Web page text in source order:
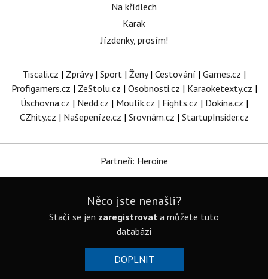
Na křídlech
Karak
Jízdenky, prosím!
Tiscali.cz | Zprávy| Sport | Ženy| Cestování | Games.cz |
Profigamers.cz | ZeStolu.cz | Osobnosti.cz | Karaoketexty.cz |
Úschovna.cz | Nedd.cz | Moulík.cz | Fights.cz | Dokina.cz |
CZhity.cz | Našepeníze.cz | Srovnám.cz | StartupInsider.cz
Partneři: Heroine
Něco jste nenašli?
Stačí se jen zaregistrovat a můžete tuto
databázi
DOPLNIT